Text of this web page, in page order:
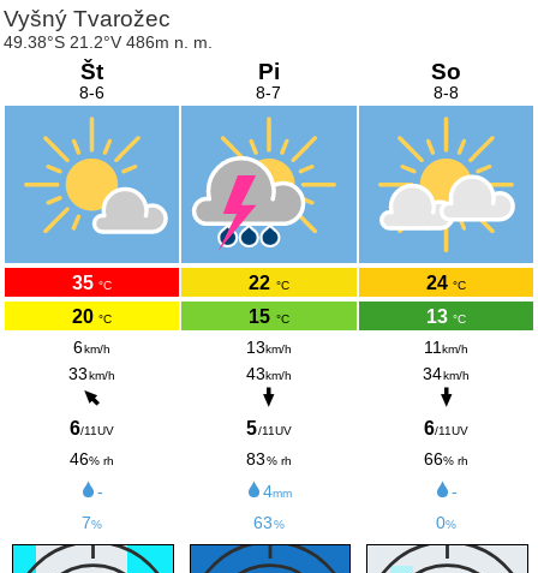
Vyšný Tvarožec
49.38°S 21.2°V 486m n. m.
Št
8-6
35 °C
20 °C
6km/h
33km/h
6/11UV
46% rh
-
7%
Pi
8-7
22 °C
15 °C
13km/h
43km/h
5/11UV
83% rh
4mm
63%
So
8-8
24 °C
13 °C
11km/h
34km/h
6/11UV
66% rh
-
0%